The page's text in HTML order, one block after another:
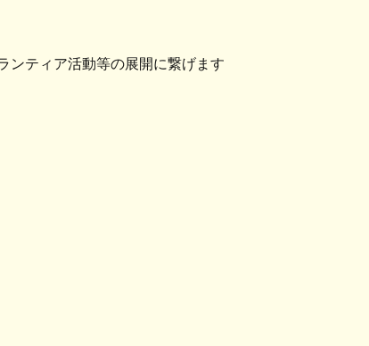
ンティア活動等の展開に繋げます